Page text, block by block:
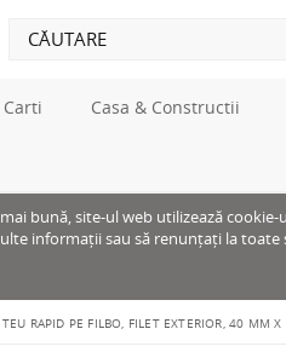
Carti Casa & Constructii
bună, site-ul web utilizează
informații sau să renunțați la toate
TEU RAPID PE FILBO, FILET EXTERIOR, 40 MM